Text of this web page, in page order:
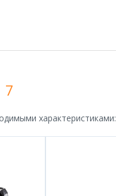
7
характеристиками: